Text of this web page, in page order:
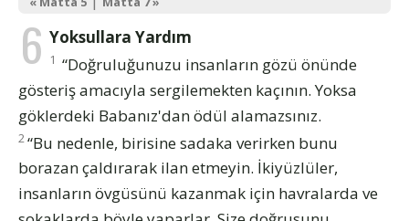
6 Yoksullara Yardım
1 “Doğruluğunuzu insanların gözü önünde
gösteriş amacıyla sergilemekten kaçının. Yoksa
göklerdeki Babanız'dan ödül alamazsınız.
2“Bu nedenle, birisine sadaka verirken bunu
borazan çaldırarak ilan etmeyin. İkiyüzlüler,
insanların övgüsünü kazanmak için havralarda ve